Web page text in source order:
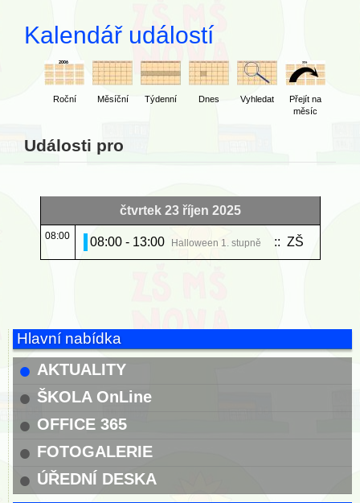
Kalendář událostí
Roční Měsíční Týdenní Dnes Vyhledat
Přejít na
měsíc
Události pro
čtvrtek 23 říjen 2025
08:00 08:00 - 13:00 Halloween 1. stupně :: ZŠ
Hlavní nabídka
AKTUALITY
ŠKOLA OnLine
OFFICE 365
FOTOGALERIE
ÚŘEDNÍ DESKA